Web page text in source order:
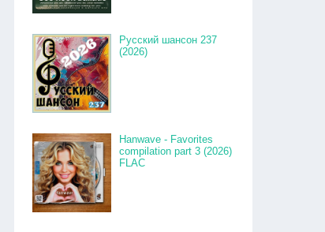
Русский шансон 237
(2026)
Hanwave - Favorites
compilation part 3 (2026)
FLAC